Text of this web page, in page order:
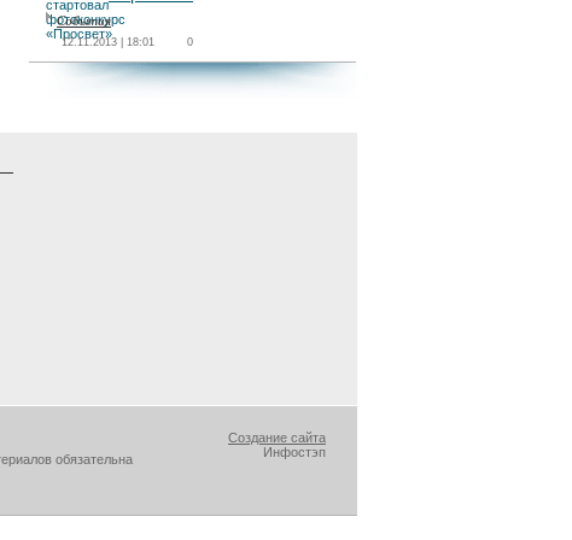
События
12.11.2013 | 18:01 0
обязательна
Создание сайта
Инфостэп